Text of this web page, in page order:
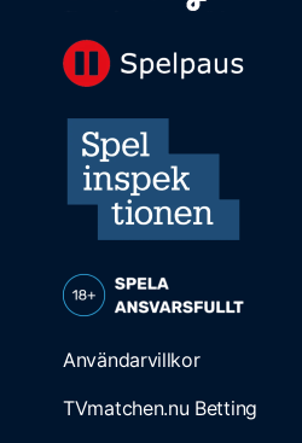
Användarvillkor
TVmatchen.nu Betting